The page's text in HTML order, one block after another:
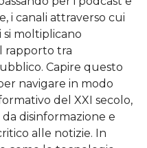
i canali attraverso cui
si moltiplicano
rapporto tra
Capire questo
navigare in modo
del XXI secolo,
disinformazione e
alle notizie. In